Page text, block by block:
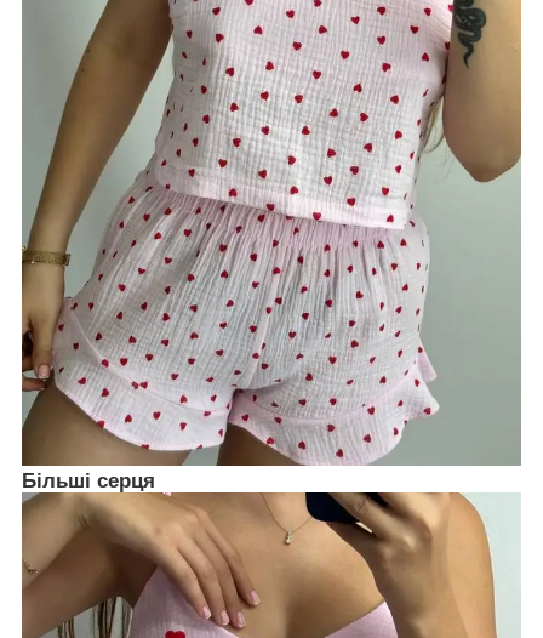
Більші серця